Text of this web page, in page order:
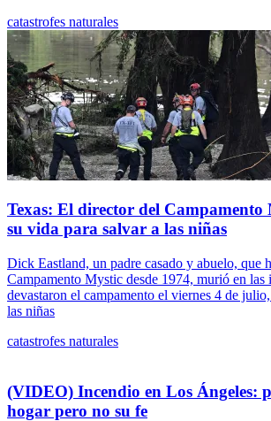
catastrofes naturales
Texas: El director del Campamento
su vida para salvar a las niñas
Dick Eastland, un padre casado y abuelo, que
Campamento Mystic desde 1974, murió en las
devastaron el campamento el viernes 4 de
las niñas
catastrofes naturales
(VIDEO) Incendio en Los Ángeles:
hogar pero no su fe